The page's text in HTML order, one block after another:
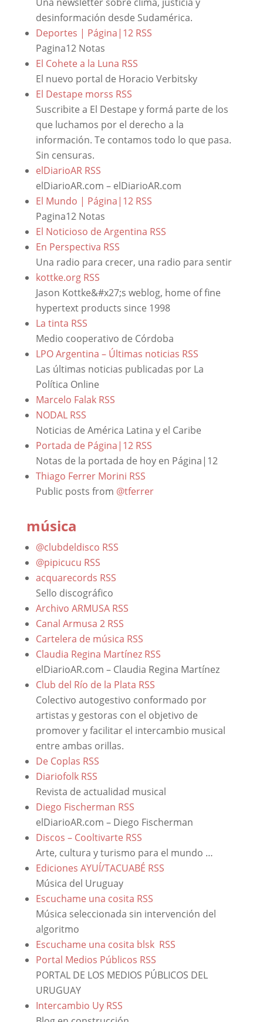
desinformación desde Sudamérica.
Deportes | Página|12 RSS
Pagina12 Notas
El Cohete a la Luna RSS
El nuevo portal de Horacio Verbitsky
El Destape morss RSS
Suscribite a El Destape y formá parte de los
que luchamos por el derecho a la
información. Te contamos todo lo que pasa.
Sin censuras.
elDiarioAR RSS
elDiarioAR.com – elDiarioAR.com
El Mundo | Página|12 RSS
Pagina12 Notas
El Noticioso de Argentina RSS
En Perspectiva RSS
Una radio para crecer, una radio para sentir
kottke.org RSS
Jason Kottke&#x27;s weblog, home of fine
hypertext products since 1998
La tinta RSS
Medio cooperativo de Córdoba
LPO Argentina – Últimas noticias RSS
Las últimas noticias publicadas por La
Política Online
Marcelo Falak RSS
NODAL RSS
Noticias de América Latina y el Caribe
Portada de Página|12 RSS
Notas de la portada de hoy en Página|12
Thiago Ferrer Morini RSS
Public posts from @tferrer
música
@clubdeldisco RSS
@pipicucu RSS
acquarecords RSS
Sello discográfico
Archivo ARMUSA RSS
Canal Armusa 2 RSS
Cartelera de música RSS
Claudia Regina Martínez RSS
elDiarioAR.com – Claudia Regina Martínez
Club del Río de la Plata RSS
Colectivo autogestivo conformado por
artistas y gestoras con el objetivo de
promover y facilitar el intercambio musical
entre ambas orillas.
De Coplas RSS
Diariofolk RSS
Revista de actualidad musical
Diego Fischerman RSS
elDiarioAR.com – Diego Fischerman
Discos – Cooltivarte RSS
Arte, cultura y turismo para el mundo …
Ediciones AYUÍ/TACUABÉ RSS
Música del Uruguay
Escuchame una cosita RSS
Música seleccionada sin intervención del
algoritmo
Escuchame una cosita blsk RSS
Portal Medios Públicos RSS
PORTAL DE LOS MEDIOS PÚBLICOS DEL
URUGUAY
Intercambio Uy RSS